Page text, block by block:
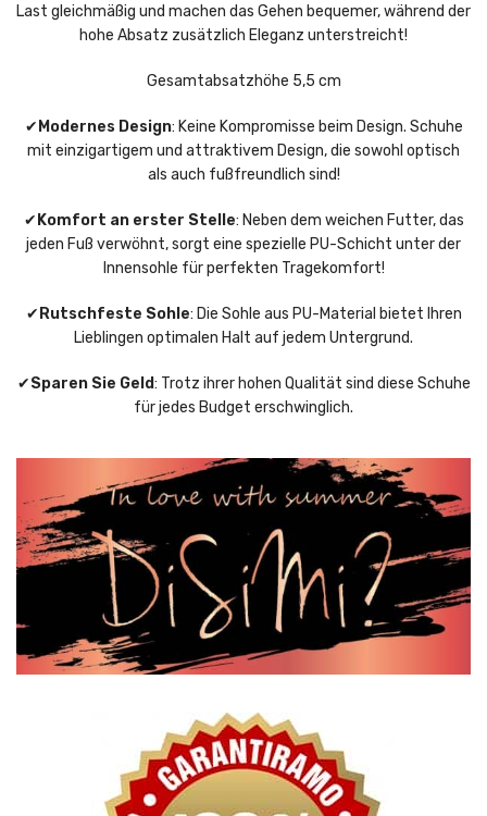
Last gleichmäßig und machen das Gehen bequemer, während der
hohe Absatz zusätzlich Eleganz unterstreicht!
Gesamtabsatzhöhe 5,5 cm
✔ Modernes Design: Keine Kompromisse beim Design. Schuhe
mit einzigartigem und attraktivem Design, die sowohl optisch
als auch fußfreundlich sind!
✔ Komfort an erster Stelle: Neben dem weichen Futter, das
jeden Fuß verwöhnt, sorgt eine spezielle PU-Schicht unter der
Innensohle für perfekten Tragekomfort!
✔ Rutschfeste Sohle: Die Sohle aus PU-Material bietet Ihren
Lieblingen optimalen Halt auf jedem Untergrund.
✔Sparen Sie Geld: Trotz ihrer hohen Qualität sind diese Schuhe
für jedes Budget erschwinglich.